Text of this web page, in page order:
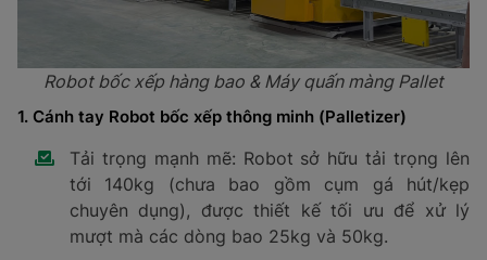
Robot bốc xếp hàng bao & Máy quấn màng Pallet
1. Cánh tay Robot bốc xếp thông minh (Palletizer)
Tải trọng mạnh mẽ: Robot sở hữu tải trọng lên
tới 140kg (chưa bao gồm cụm gá hút/kẹp
chuyên dụng), được thiết kế tối ưu để xử lý
mượt mà các dòng bao 25kg và 50kg.